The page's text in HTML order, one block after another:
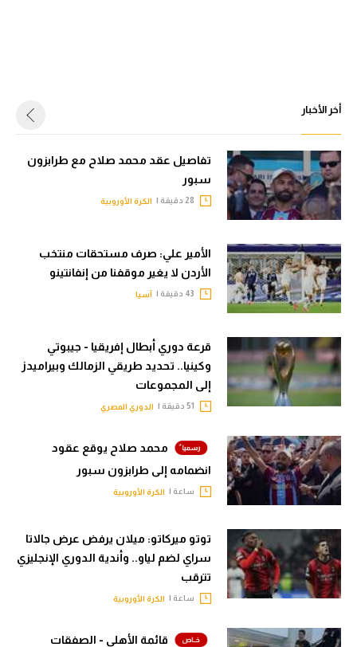
أخر الأخبار
تفاصيل عقد محمد صلاح مع طرابزون
سبور
الكرة الأوروبية
الأمير علي: صرف مستحقات منتخب
الأردن لا يغير موقفنا من إنفانتينو
آسيا
قرعة دوري أبطال إفريقيا - جيبوتي
وكينيا.. تحديد طريقي الزمالك وبيراميدز
إلى المجموعات
الدوري المصري
محمد صلاح يوقع عقود
انضمامه إلى طرابزون سبور
ساعة | الكرة الأوروبية
توتو ميركاتو: ميلان يرفض عرض جالاتا
سراي لضم لياو.. وأندية الدوري الإنجليزي
تترقب
ساعة | الكرة الأوروبية
قائمة الأهلي - الصفقات